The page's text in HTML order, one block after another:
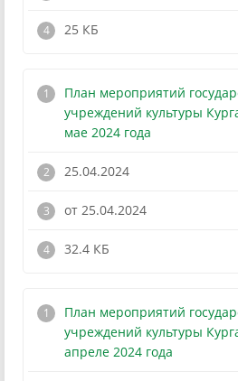
25 КБ
План мероприятий
учреждений культуры
мае 2024 года
25.04.2024
от 25.04.2024
32.4 КБ
План мероприятий
учреждений культуры
апреле 2024 года